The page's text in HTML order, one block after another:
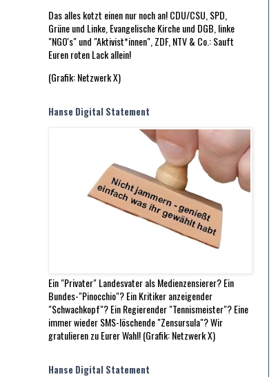
Das alles kotzt einen nur noch an! CDU/CSU, SPD,
Grüne und Linke, Evangelische Kirche und DGB, linke
"NGO's" und "Aktivist*innen", ZDF, NTV & Co.: Sauft
Euren roten Lack allein!
(Grafik: Netzwerk X)
Hanse Digital Statement
Ein "Privater" Landesvater als Medienzensierer? Ein
Bundes-"Pinocchio"? Ein Kritiker anzeigender
"Schwachkopf"? Ein Regierender "Tennismeister"? Eine
immer wieder SMS-löschende "Zensursula"? Wir
gratulieren zu Eurer Wahl! (Grafik: Netzwerk X)
Hanse Digital Statement